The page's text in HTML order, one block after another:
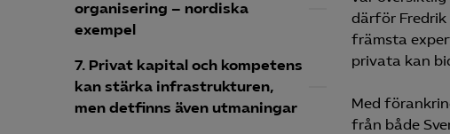
organisering – nordiska
exempel
7. Privat kapital och kompetens
kan stärka infrastrukturen,
men detfinns även utmaningar
därför Fredrik
främsta
privata kan
Med
från både